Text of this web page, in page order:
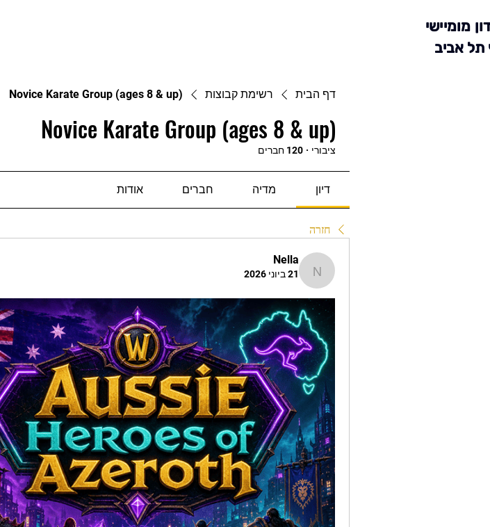
מומיישי
תל אביב
דף הבית רשימת קבוצות Novice Karate Group (ages 8 & up)
Novice Karate Group (ages 8 & up)
ציבורי · 120 חברים
דיון מדיה חברים אודות
חזרה
Nella
Nella
21 ביוני 2026